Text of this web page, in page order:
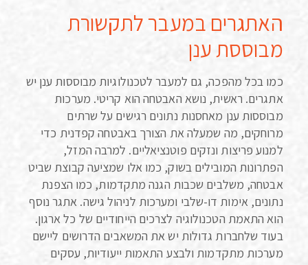
האתגרים במעבר לתקשורת
מבוססת ענן
כמו בכל מהפכה, גם למעבר לטכנולוגיות מבוססות ענן יש
אתגרים. ראשית, נושא האבטחה הוא קריטי. מערכות
מבוססות ענן מאחסנות נתונים רגישים על שרתים
מרוחקים, מה שמעלה את הצורך באבטחה קפדנית כדי
למנוע פריצות ונזקים פוטנציאליים. למרבה המזל,
הפתרונות המובילים בשוק, כמו אלו שמציעה קבוצת שביט
אבטחה, משלבים שכבות הגנה מתקדמות, כמו הצפנת
נתונים, אימות דו-שלבי ומערכות לניהול גישה. אתגר נוסף
הוא התאמת הטכנולוגיה לצרכים הייחודיים של כל ארגון.
בעוד שלחברות גדולות יש את המשאבים הדרושים ליישם
מערכות מתקדמות ולבצע התאמות ייעודיות, עסקים